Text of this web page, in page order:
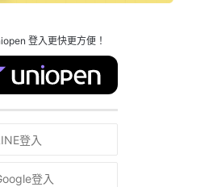
登入更快更方便！
登入
登入